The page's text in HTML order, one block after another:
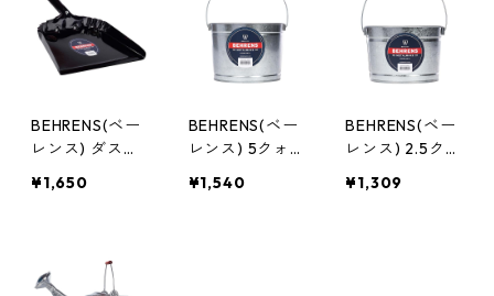
BEHRENS(ベー
レンス) ダスト
スチール製 ち
¥1,650
BEHRENS(ベー
レンス) 5クォ
ール スチール
¥1,540
BEHRENS(ベー
レンス) 2.5クォ
ール スチール
¥1,309